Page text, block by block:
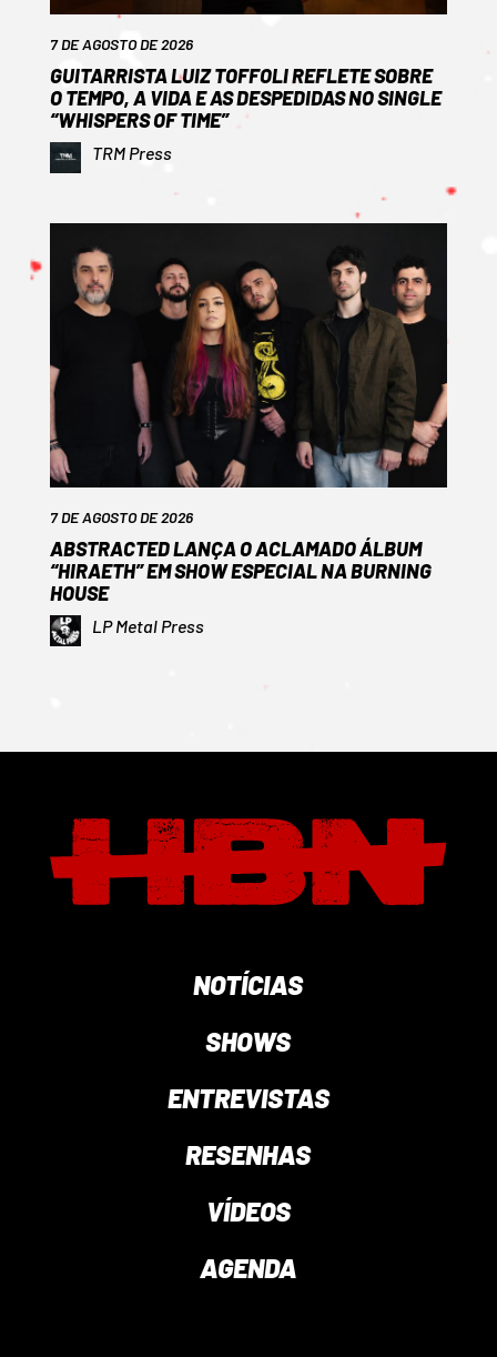
7 DE AGOSTO DE 2026
GUITARRISTA LUIZ TOFFOLI REFLETE SOBRE
O TEMPO, A VIDA E AS DESPEDIDAS NO SINGLE
“WHISPERS OF TIME”
TRM Press
7 DE AGOSTO DE 2026
ABSTRACTED LANÇA O ACLAMADO ÁLBUM
“HIRAETH” EM SHOW ESPECIAL NA BURNING
HOUSE
LP Metal Press
NOTÍCIAS
SHOWS
ENTREVISTAS
RESENHAS
VÍDEOS
AGENDA